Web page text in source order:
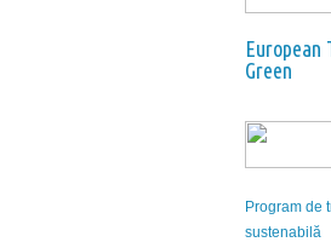
European
Green
Program de
sustenabilă